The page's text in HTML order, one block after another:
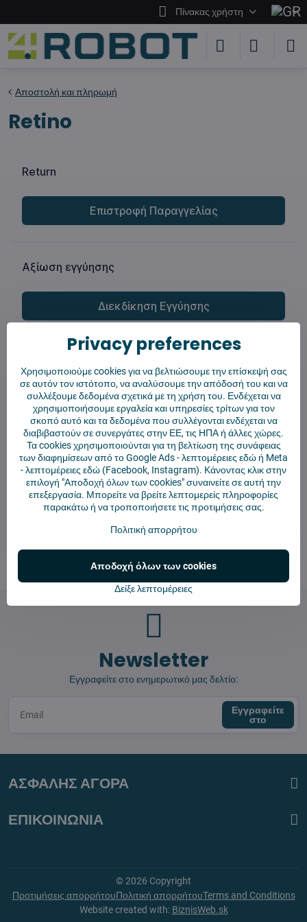
Πίνακας χρήστη
Αποστολή και πληρωμή
Retino
Χρησιμοποιούμε τηνRetino
Επαφή
info​@4robot​.gr
Newsletter
Εγγραφείτε στο ενημερωτικό μας δελτίο:
Εγγραφείτε
στο
ΑΣΦΑΛΗΣ ΑΓΟΡΑ
ΕΠΙΚΟΙΝΩΝΙΑ
©2026 Copyright
Προτιμήσεις απορρήτουΠολιτική απορρήτουTerms and Conditions
Website created with: BiznisWeb.sk
Privacy preferences
Χρησιμοποιούμε cookies για να βελτιώσουμε την επίσκεψή σας
σε αυτόν τον ιστότοπο, να αναλύσουμε την απόδοσή του και να
συλλέξουμε δεδομένα σχετικά με τη χρήση του. Ενδέχεται να
χρησιμοποιήσουμε εργαλεία και υπηρεσίες τρίτων για τον
σκοπό αυτό και τα δεδομένα που συλλέγονται ενδέχεται να
διαβιβαστούν σε συνεργάτες στην ΕΕ, τις ΗΠΑ ή άλλες χώρες.
Τα cookies χρησιμοποιούνται για τη βελτίωση της συνάφειας
των διαφημίσεων από το Google Ads -λεπτομέρειες εδώή Meta
-λεπτομέρειες εδώ (Facebook, Instagram). Κάνοντας κλικ στην
επιλογή "Αποδοχή όλων των cookies" συναινείτε σε αυτή την
επεξεργασία. Μπορείτε να βρείτε λεπτομερείς πληροφορίες
παρακάτω ή να τροποποιήσετε τις προτιμήσεις σας.
Πολιτική απορρήτου
Δείξε λεπτομέρειες
Αποδοχή όλων των cookies